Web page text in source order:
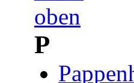
P